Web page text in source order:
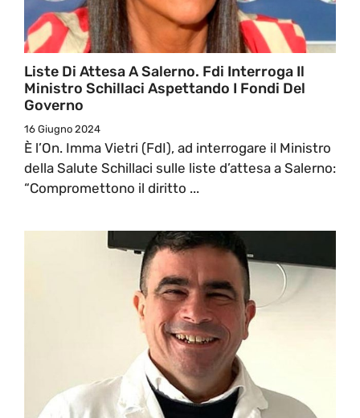
Liste Di Attesa A Salerno. Fdi Interroga Il
Ministro Schillaci Aspettando I Fondi Del
Governo
16 Giugno 2024
È l’On. Imma Vietri (FdI), ad interrogare il Ministro
della Salute Schillaci sulle liste d’attesa a Salerno:
“Compromettono il diritto ...